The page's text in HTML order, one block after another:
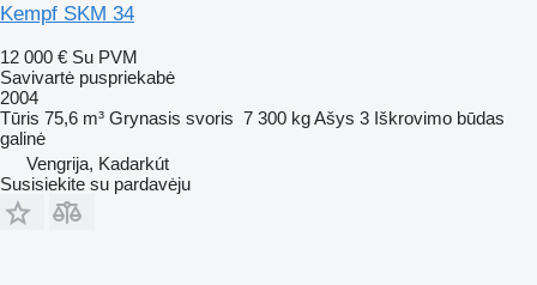
Kempf SKM 34
12 000 € Su PVM
Savivartė puspriekabė
2004
Tūris 75,6 m³ Grynasis svoris 7 300 kgAšys 3 Iškrovimo būdas
galinė
Vengrija, Kadarkút
Susisiekite su pardavėju